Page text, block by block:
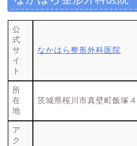
公
式
サ
イ
ト
なかはら整形外科医院
所
在
地
茨城県桜川市真壁町飯塚４
ア
ク